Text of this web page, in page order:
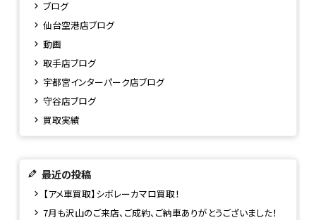
ブログ
仙台空港店ブログ
動画
取手店ブログ
宇都宮インターパーク店ブログ
守谷店ブログ
買取実績
最近の投稿
【アメ車買取】シボレーカマロ買取！
7月も沢山のご来店、ご成約、ご納車ありがとうございました！